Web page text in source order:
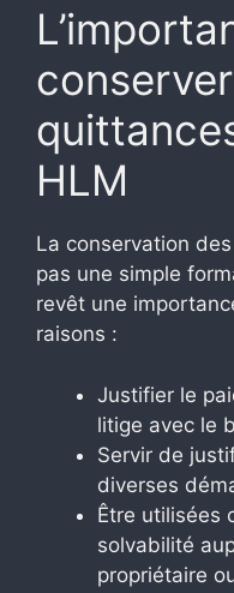
HLM
La conservation
pas une simple
revêt une
raisons :
Justifier le
litige avec le
Servir de
diverses
Être utilisées
solvabilité
propriétaire